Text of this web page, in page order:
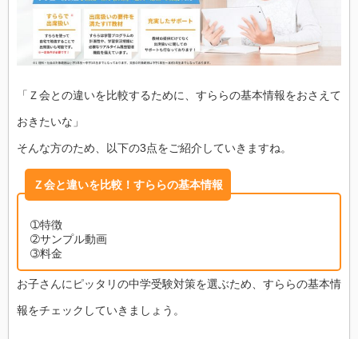
「Ｚ会との違いを比較するために、すららの基本情報をおさえて
おきたいな」
そんな方のため、以下の3点をご紹介していきますね。
Ｚ会と違いを比較！すららの基本情報
➀特徴
➁サンプル動画
➂料金
お子さんにピッタリの中学受験対策を選ぶため、すららの基本情
報をチェックしていきましょう。